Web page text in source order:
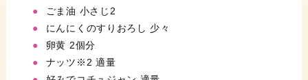
ごま油 小さじ2
にんにくのすりおろし 少々
卵黄 2個分
ナッツ※2 適量